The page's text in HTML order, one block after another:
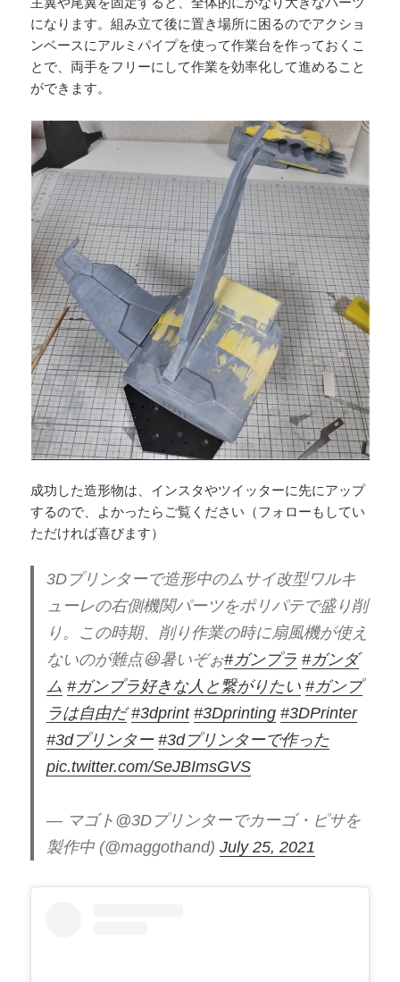
になります。組み立て後に置き場所に困るのでアクショ
ンベースにアルミパイプを使って作業台を作っておくこ
とで、両手をフリーにして作業を効率化して進めること
ができます。
成功した造形物は、インスタやツイッターに先にアップ
するので、よかったらご覧ください（フォローもしてい
ただければ喜びます）
3Dプリンターで造形中のムサイ改型ワルキ
ューレの右側機関パーツをポリパテで盛り削
り。この時期、削り作業の時に扇風機が使え
ないのが難点😆暑いぞぉ#ガンプラ #ガンダ
ム #ガンプラ好きな人と繋がりたい #ガンプ
ラは自由だ #3dprint #3Dprinting #3DPrinter
#3dプリンター #3dプリンターで作った
pic.twitter.com/SeJBImsGVS
— マゴト@3Dプリンターでカーゴ・ピサを
製作中 (@maggothand)July 25, 2021